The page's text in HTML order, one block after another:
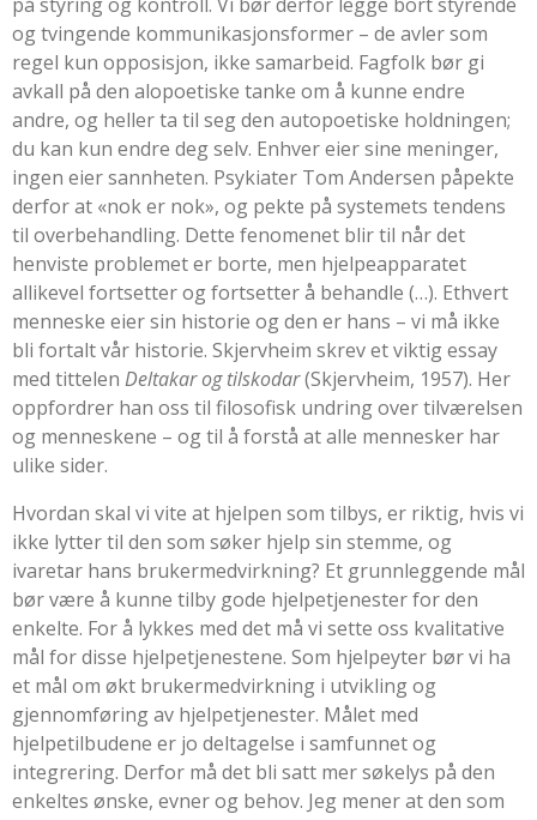
og tvingende kommunikasjonsformer – de avler som
regel kun opposisjon, ikke samarbeid. Fagfolk bør gi
avkall på den alopoetiske tanke om å kunne endre
andre, og heller ta til seg den autopoetiske holdningen;
du kan kun endre deg selv. Enhver eier sine meninger,
ingen eier sannheten. Psykiater Tom Andersen påpekte
derfor at «nok er nok», og pekte på systemets tendens
til overbehandling. Dette fenomenet blir til når det
henviste problemet er borte, men hjelpeapparatet
allikevel fortsetter og fortsetter å behandle (…). Ethvert
menneske eier sin historie og den er hans – vi må ikke
bli fortalt vår historie. Skjervheim skrev et viktig essay
med tittelen Deltakar og tilskodar(Skjervheim, 1957). Her
oppfordrer han oss til filosofisk undring over tilværelsen
og menneskene – og til å forstå at alle mennesker har
ulike sider.
Hvordan skal vi vite at hjelpen som tilbys, er riktig, hvis vi
ikke lytter til den som søker hjelp sin stemme, og
ivaretar hans brukermedvirkning? Et grunnleggende mål
bør være å kunne tilby gode hjelpetjenester for den
enkelte. For å lykkes med det må vi sette oss kvalitative
mål for disse hjelpetjenestene. Som hjelpeyter bør vi ha
et mål om økt brukermedvirkning i utvikling og
gjennomføring av hjelpetjenester. Målet med
hjelpetilbudene er jo deltagelse i samfunnet og
integrering. Derfor må det bli satt mer søkelys på den
enkeltes ønske, evner og behov. Jeg mener at den som